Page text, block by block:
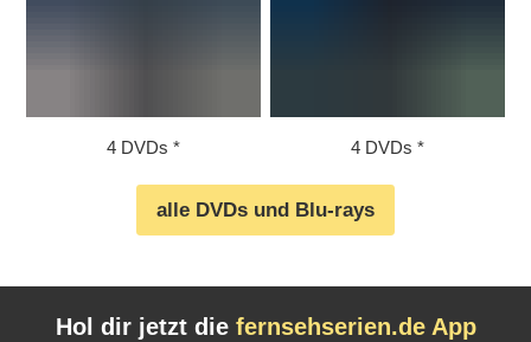
4 DVDs 4 DVDs
alle DVDs und Blu-rays
Hol dir jetzt die fernsehserien.de App